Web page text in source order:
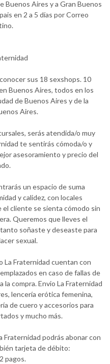
Buenos Aires y a Gran Buenos
en 2 a 5 días por Correo
sus 18 sexshops. 10
Buenos Aires, todos en los
de Buenos Aires y de la
Aires.
serás atendida/o muy
te sentirás cómoda/o y
asesoramiento y precio del
un espacio de suma
y calidez, con locales
cliente se sienta cómodo sin
Queremos que lleves el
soñaste y deseaste para
sexual.
La Fraternidad cuentan con
en caso de fallas de
compra. Envio La Fraternidad
lencería erótica femenina,
de cuero y accesorios para
y mucho más.
Fraternidad podrás abonar con
tarjeta de débito:
pagos.